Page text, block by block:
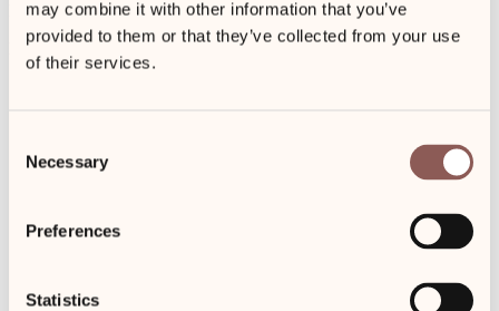
may combine it with other information that you’ve
provided to them or that they’ve collected from your use
of their services.
Selection
Necessary
Preferences
Statistics
Bademäntel.
Eigentümerapartments, werden vom Sylter Hahn vermittelt.
Kamin
Kostenfreies WLAN
Duschbad